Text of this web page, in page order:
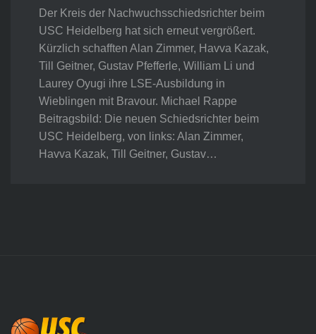
Der Kreis der Nachwuchsschiedsrichter beim
USC Heidelberg hat sich erneut vergrößert.
Kürzlich schafften Alan Zimmer, Havva Kazak,
Till Geitner, Gustav Pfefferle, William Li und
Laurey Oyugi ihre LSE-Ausbildung in
Wieblingen mit Bravour. Michael Rappe
Beitragsbild: Die neuen Schiedsrichter beim
USC Heidelberg, von links: Alan Zimmer,
Havva Kazak, Till Geitner, Gustav…